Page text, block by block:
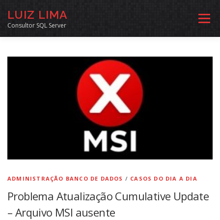
LUIZ LIMA
Consultor SQL Server
Menu
MENTORIA SQL CURSOS EXERCÍCIOS SQL
LINKS COMUNIDADE
CONTATO
ADMINISTRAÇÃO BANCO DE DADOS / CASOS DO DIA A DIA
Problema Atualização Cumulative Update
– Arquivo MSI ausente